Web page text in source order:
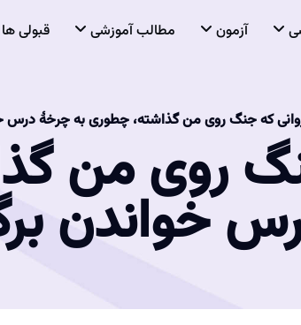
آزمون مطالب آموزشی قبولی ها
روانی که جنگ روی من گذاشته، چطوری به چرخۀ درس
روی من
خواندن